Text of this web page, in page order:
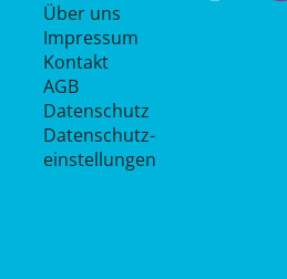
Über uns
Impressum
Kontakt
AGB
Datenschutz
Datenschutz­
einstellungen